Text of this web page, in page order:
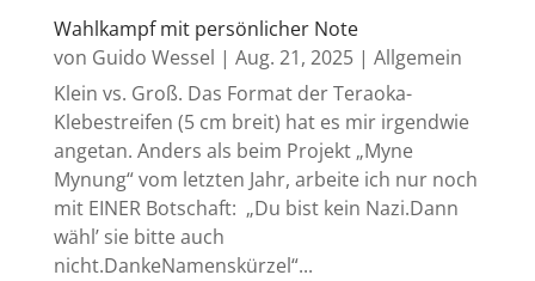
Wahlkampf mit persönlicher Note
von Guido Wessel | Aug. 21, 2025| Allgemein
Klein vs. Groß. Das Format der Teraoka-
Klebestreifen (5 cm breit) hat es mir irgendwie
angetan. Anders als beim Projekt „Myne
Mynung“ vom letzten Jahr, arbeite ich nur noch
mit EINER Botschaft: „Du bist kein Nazi.Dann
wähl’ sie bitte auch
nicht.DankeNamenskürzel“...